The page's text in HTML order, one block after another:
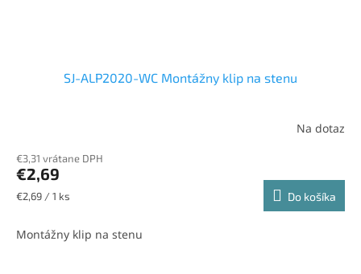
SJ-ALP2020-WC Montážny klip na stenu
Na dotaz
€3,31 vrátane DPH
€2,69
Jednotková
€2,69 / 1 ks Do košíka
Montážny klip na stenu